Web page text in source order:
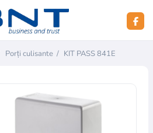
Porți culisante / KIT PASS 841E